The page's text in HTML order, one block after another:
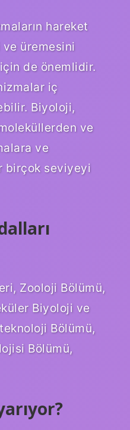
hareket
üremesini
de önemlidir.
iç
Biyoloji,
ve
ve
birçok seviyeyi
Zooloji Bölümü,
Biyoloji ve
Bölümü,
Bölümü,